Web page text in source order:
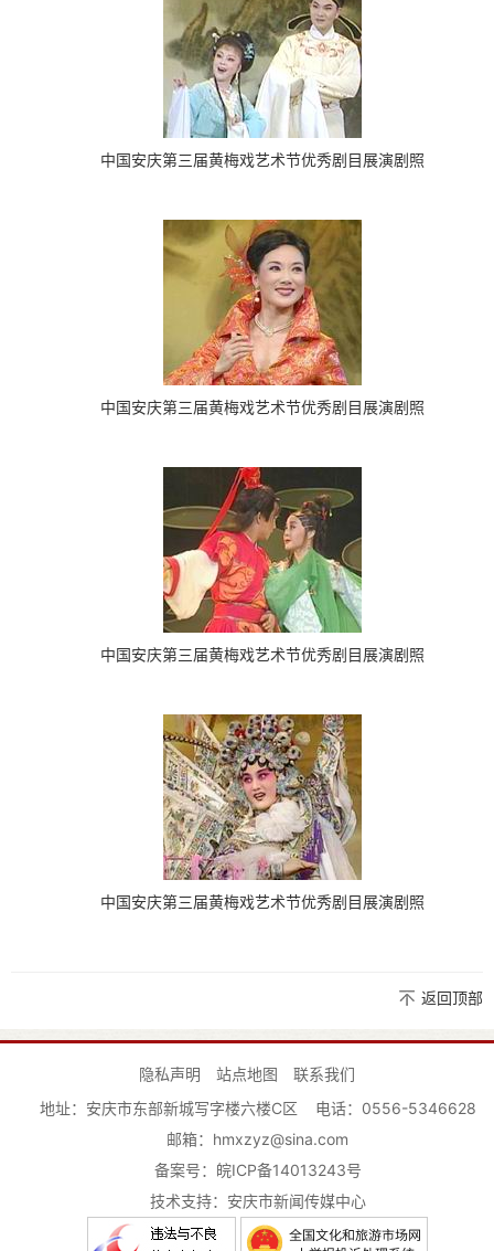
中国安庆第三届黄梅戏艺术节优秀剧目展演剧照
中国安庆第三届黄梅戏艺术节优秀剧目展演剧照
中国安庆第三届黄梅戏艺术节优秀剧目展演剧照
中国安庆第三届黄梅戏艺术节优秀剧目展演剧照
返回顶部
隐私声明 站点地图
联系我们
地址：安庆市东部新城写字楼六楼C区
电话：0556-5346628
邮箱：hmxzyz@sina.com
备案号： 皖ICP备14013243号
技术支持：安庆市新闻传媒中心